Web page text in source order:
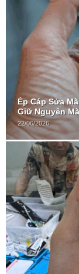
Ép Cáp Sửa
Giữ Nguyên
22/06/2026